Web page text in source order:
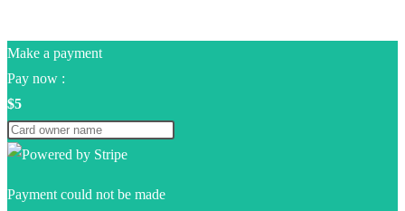
Make a payment
Pay now :
$5
Payment could not be made